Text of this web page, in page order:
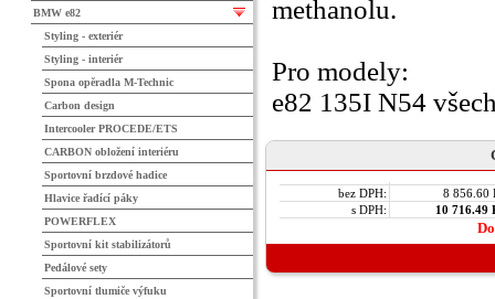
methanolu.
Pro modely:
e82 135I N54
bez DPH:
8 856.60
s DPH:
10 716.49
BMW e82
Styling - exteriér
Styling - interiér
Spona opěradla M-Technic
Carbon design
Intercooler PROCEDE/ETS
CARBON obložení interiéru
Sportovní brzdové hadice
Hlavice řadící páky
POWERFLEX
Sportovní kit stabilizátorů
Pedálové sety
Sportovní tlumiče výfuku